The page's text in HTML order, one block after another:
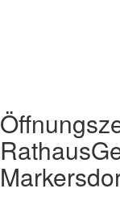
Rathaus